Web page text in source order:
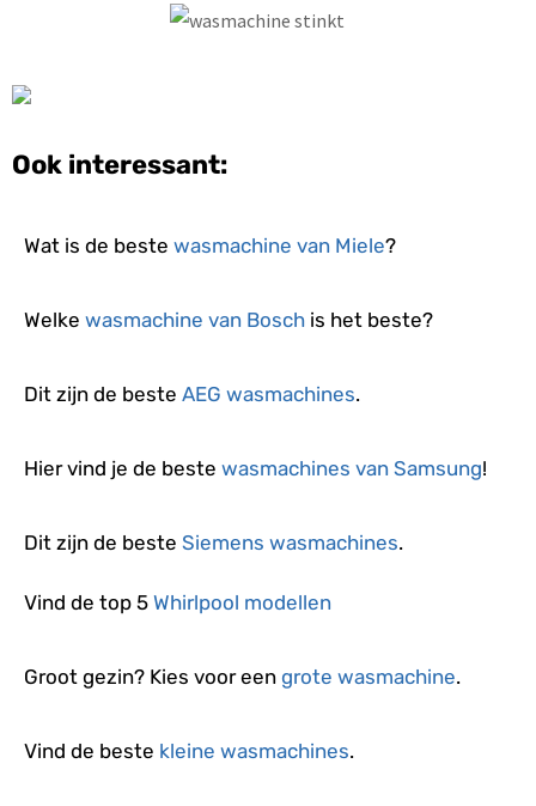
Ook interessant:
Wat is de beste wasmachine van Miele?
Welke wasmachine van Bosch is het beste?
Dit zijn de beste AEG wasmachines.
Hier vind je de beste wasmachines van Samsung!
Dit zijn de beste Siemens wasmachines.
Vind de top 5 Whirlpool modellen
Groot gezin? Kies voor een grote wasmachine.
Vind de beste kleine wasmachines.